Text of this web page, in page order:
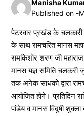
Manisha
Published on -
पेटरवार प्रखंड के चलकारी
के साथ रामचरित मानस
रामकिशोर शरण जी
मानस यज्ञ समिति
तक अनेक साधको द्वारा
आयोजित होंगे। प्रतिदिन
पांडेय व मानस विदुषी शुक्ला